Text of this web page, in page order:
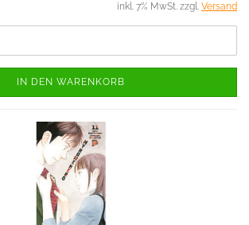
inkl. 7% MwSt. zzgl. Versand
IN DEN WARENKORB